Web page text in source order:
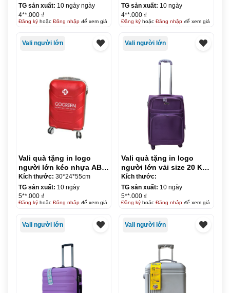
TG sản xuất: 10 ngày ngày
4**.000 ₫
Đăng kýhoặc Đăng nhậpđể xem giá
TG sản xuất: 10 ngày
4**.000 ₫
Đăng kýhoặc Đăng nhậpđể xem giá
Vali người lớn
Vali quà tặng in logo
người lớn kéo nhựa ABS
size 20 KQ-VL05
Kích thước: 30*24*55cm
TG sản xuất: 10 ngày
5**.000 ₫
Đăng kýhoặc Đăng nhậpđể xem giá
Vali người lớn
Vali quà tặng in logo
người lớn vải size 20 KQ-
VL06
Kích thước:
TG sản xuất: 10 ngày
5**.000 ₫
Đăng kýhoặc Đăng nhậpđể xem giá
Vali người lớn Vali người lớn